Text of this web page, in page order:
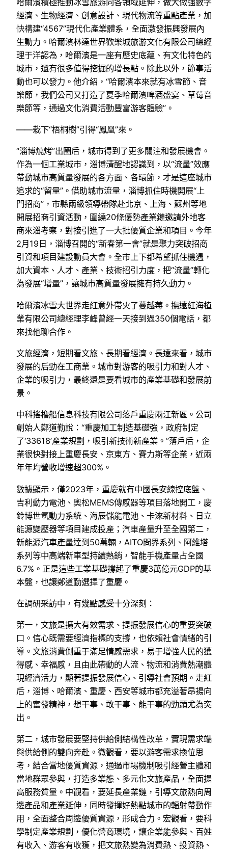
經濟、生物經濟、創意設計、現代物流等重點產業，加
快構建“4567”現代化產業體系，全面激發振興發展內
生動力。哈爾濱林達世界歡樂城旅游文化有限公司總經
理于洋認為，哈爾濱是一座有歷史底蘊、有文化特色的
城市，還有很多值得挖掘的增長點。除此以外，節事活
動也可以發力。他介紹，“哈爾濱本來就有冰雪節、音
樂節，我們公司又打造了夏季哈爾濱啤酒盛宴、草莓音
樂節等，通過文化消費活動豐富游客體驗”。
——栽下“梧桐樹”引得“鳳凰”來。
“淄博燒烤”出圈后，城市得到了更多關注和發展機會。
作為一個工業城市，淄博清醒地認識到，以“流量”效應
帶動城市高質量發展的各方面、各環節，才是這座城市
追求的“留量”。借助城市流量，淄博抓住時機開展“上
門招商”，市縣兩級領導帶隊赴北京、上海、蘇州等地
開展招商引資活動，圍繞20條優勢產業鏈邀請外地客
商來淄考察，對接引進了一大批優質企業和項目。今年
2月19日，淄博召開的“新春第一會”就是聚力突破招商
引資和項目建設動員大會。全市上下都希望抓住機遇，
加大資本、人才、產業、技術招引力度，把“流量”轉化
為發展“增量”，讓城市高質量發展擁有持久動力。
哈爾濱冰雪大世界走紅意外帶火了蔓越莓。撫遠紅海植
業有限公司總經理李峰曾經一天接到過350個電話，都
來找他聊合作。
文旅經濟，短期看文旅、長期看經濟。長遠來看，城市
發展的后勁在工商業。城市對游客的吸引力和對人才、
企業的吸引力，最終還是要看城市的產業基礎和發展前
景。
中科搖櫓船信息科技有限公司落戶重慶兩江新區。公司
創始人鄭道勤說：“重慶加工制造基礎強，政府制定
了‘33618’產業規劃，吸引新技術新產業。”落戶后，企
業很快對接上重慶長安、京東方、賽力斯等企業，近兩
年年均營收增速超300%。
數據顯示，僅2023年，重慶就有中國長安線控底盤、
吉利動力電池、奧松MEMS傳感器等項目落地開工，慶
鈴博世氫動力系統、海辰儲能電池、卡淶新材料、日立
能源變壓器等項目建成投產；汽車產量升至全國第二，
新能源汽車產量達到50萬輛，AITO問界系列、阿維塔
系列等中高端新車型持續熱銷，智能手機產量占全國
6.7%。正是這些工業基礎撐起了重慶3萬億元GDP的基
本盤，也讓鄭道勤選擇了重慶。
在調研采訪中，有幾點感受十分深刻：
第一，文旅是擴大有效需求、提振發展信心的重要突破
口。信心既需要經濟指標的支撐，也依賴社會情緒的引
導。文旅消費側重于滿足情感需求，易于增強人民的獲
得感、幸福感，且由此帶動的人流、物流和消費熱潮體
現經濟活力，顯著提振發展信心、引導社會預期。走紅
后，淄博、哈爾濱、重慶、西安等城市都充溢著昂揚向
上的奮發精神，想干事、敢干事、能干事的勁頭尤為突
出。
第二，城市發展要堅持供給側結構性改革，實現需求端
與供給側的雙向奔赴。微觀看，要以游客需求換位思
考，結合當地優質資源，通過市場機制吸引經營主體和
當地群眾參與，打造多業態、多元化文旅產品，全面提
高服務質量。中觀看，要延長產業鏈，引導文旅熱向周
邊產品和產業延伸，同時發揮好熱點城市的輻射帶動作
用，全面整合周邊優質資源，形成合力。宏觀看，要科
學制定產業規劃，優化營商環境，讓企業能參與、百姓
有收入、游客有收獲，把文旅熱變為消費熱、投資熱、